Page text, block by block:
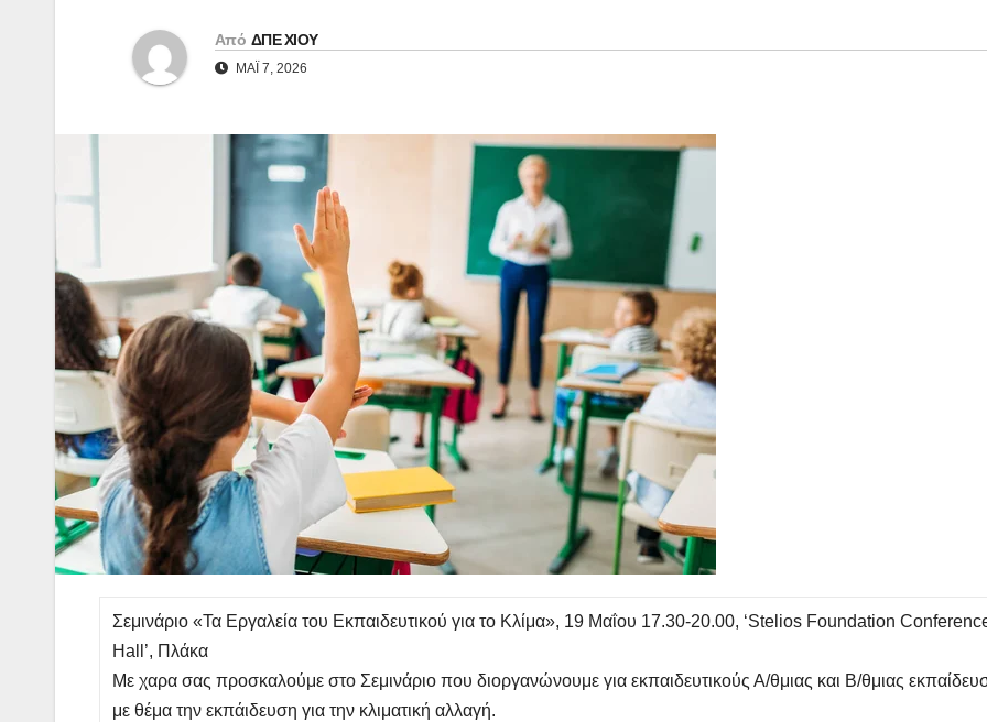
Από ΔΠΕ ΧΙΟΥ
ΜΆΙ 7, 2026
Σεμινάριο «Τα Εργαλεία του Εκπαιδευτικού για το Κλίμα», 19 Μαΐου 17.30-20.00, ‘Stelios Foundation
Hall’, Πλάκα
Με χαρα σας προσκαλούμε στο Σεμινάριο που διοργανώνουμε για εκπαιδευτικούς Α/θμιας και Β/θμιας
με θέμα την εκπάιδευση για την κλιματική αλλαγή.